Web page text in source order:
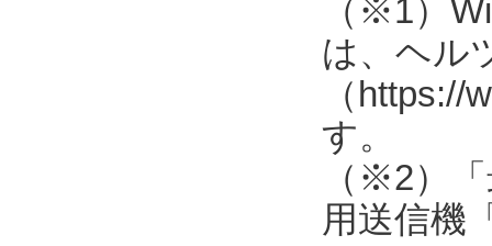
（※1）
は、ヘル
（
す。
（※2）
用送信機